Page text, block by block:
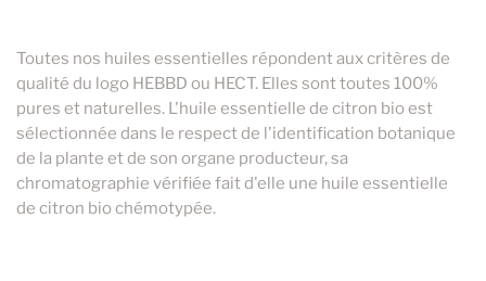
250ml 27,00 €
250ml
Toutes nos huiles essentielles répondent aux critères de
qualité du logo HEBBD ou HECT. Elles sont toutes 100%
pures et naturelles. L'huile essentielle de citron bio est
sélectionnée dans le respect de l'identification botanique
de la plante et de son organe producteur, sa
chromatographie vérifiée fait d'elle une huile essentielle
de citron bio chémotypée.